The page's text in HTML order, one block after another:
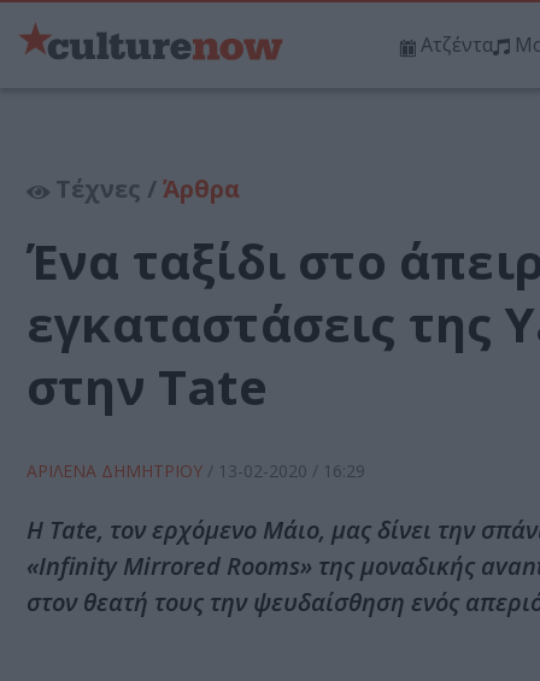
Ατζέντα
Τέχνες /Άρθρα
Ένα ταξίδι στο
εγκαταστάσεις της
στην Tate
ΑΡΙΛΕΝΑ ΔΗΜΗΤΡΙΟΥ / 13-02-2020 / 16:29
H Tate, τον ερχόμενο Μάιο, μας δίνει την
«Infinity Mirrored Rooms» της μοναδικής
στον θεατή τους την ψευδαίσθηση ενός